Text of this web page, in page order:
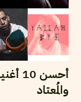
والمُعتاد